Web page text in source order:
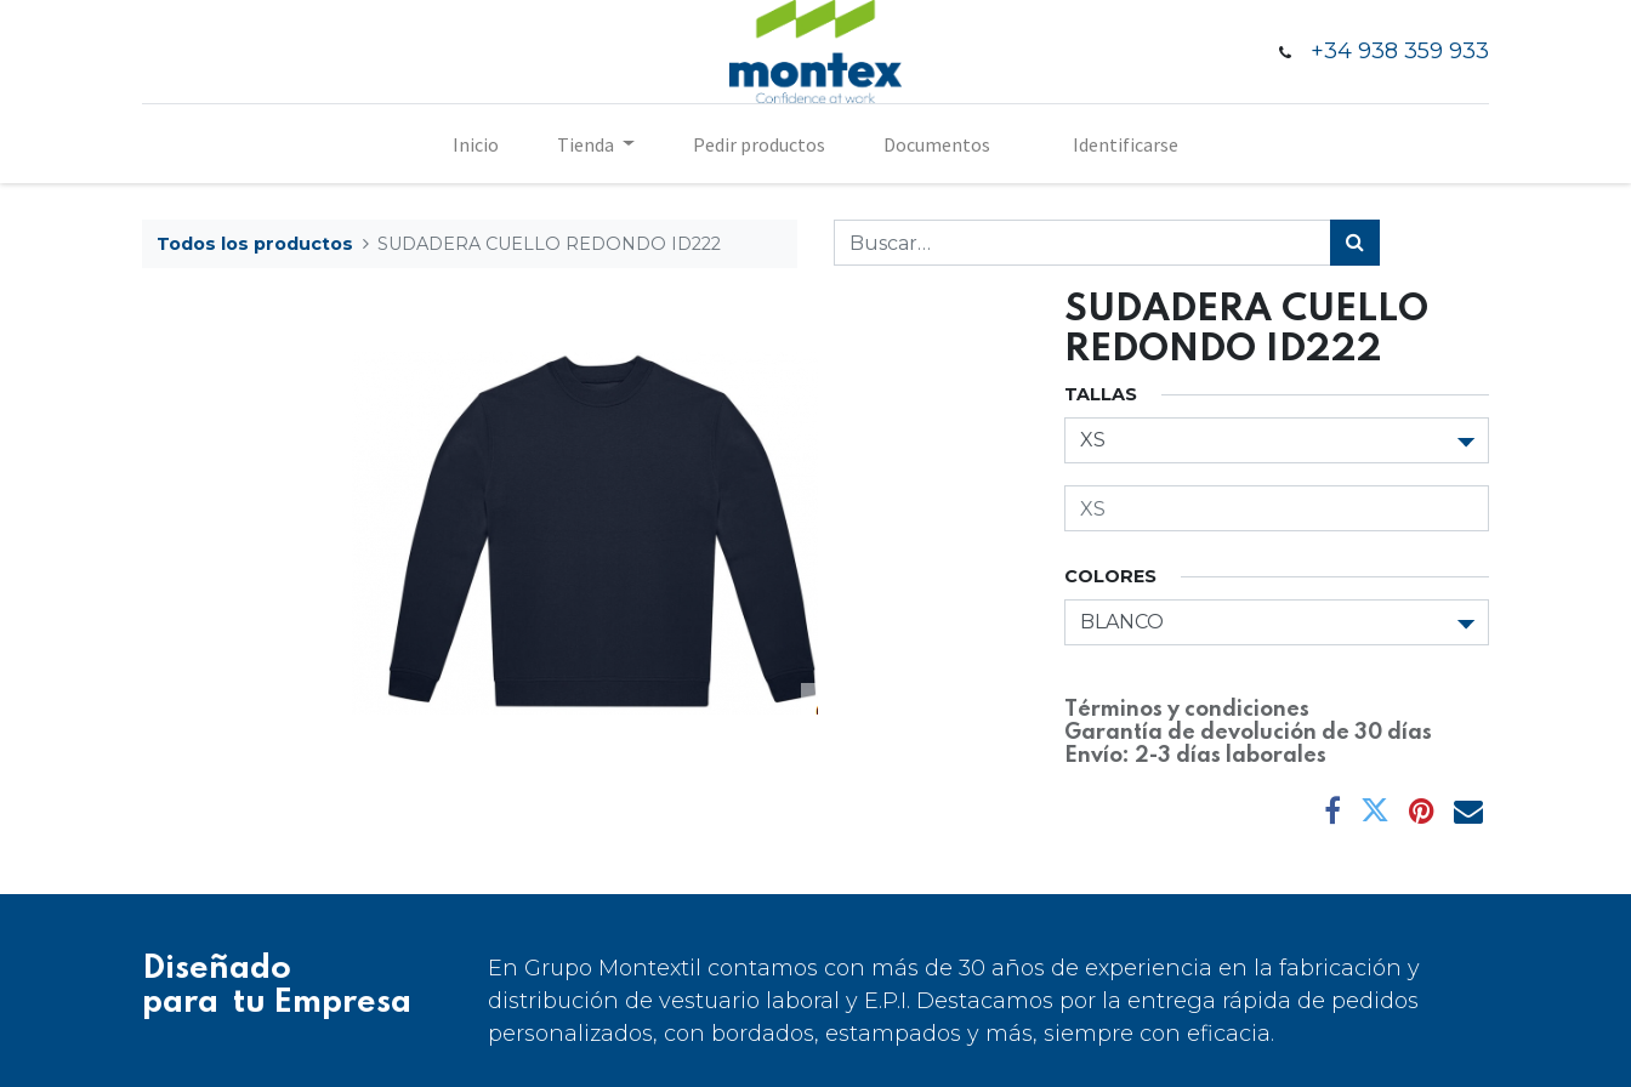
+34 938 359 933
Inicio Tienda Pedir productos Documentos Identificarse
Todos los productos SUDADERA CUELLO REDONDO ID222
SUDADERA CUELLO
REDONDO ID222
TALLAS
COLORES
Términos y condiciones
Garantía de devolución de 30 días
Envío: 2-3 días laborales
Diseñado
para tu Empresa
En Grupo Montextil contamos con más de 30 años de experiencia en la fabricación y
distribución de vestuario laboral y E.P.I. Destacamos por la entrega rápida de pedidos
personalizados, con bordados, estampados y más, siempre con eficacia.